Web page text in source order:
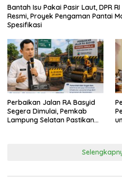
Bantah Isu Pakai Pasir Laut, DPR
Resmi, Proyek Pengaman Pantai
Spesifikasi
Perbaikan Jalan RA Basyid
Segera Dimulai, Pemkab
Lampung Selatan Pastikan